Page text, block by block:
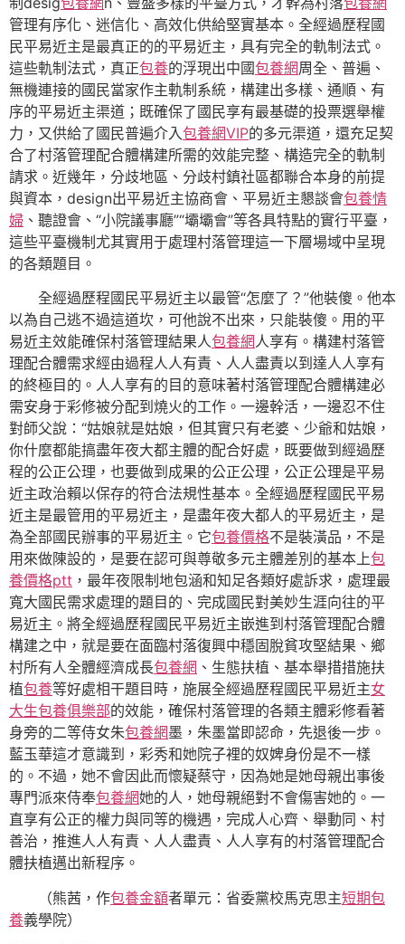
管理有序化、迷信化、高效化供給堅實基本。全經過歷程國
民平易近主是最真正的的平易近主，具有完全的軌制法式。
這些軌制法式，真正包養的浮現出中國包養網周全、普遍、
無機連接的國民當家作主軌制系統，構建出多樣、通順、有
序的平易近主渠道；既確保了國民享有最基礎的投票選舉權
力，又供給了國民普遍介入包養網VIP的多元渠道，還充足契
合了村落管理配合體構建所需的效能完整、構造完全的軌制
請求。近幾年，分歧地區、分歧村鎮社區都聯合本身的前提
與資本，design出平易近主協商會、平易近主懇談會包養情
婦 、聽證會、“小院議事廳”“壩壩會”等各具特點的實行平臺，
這些平臺機制尤其實用于處理村落管理這一下層場域中呈現
的各類題目。
全經過歷程國民平易近主以最管“怎麼了？”他裝傻。他本
以為自己逃不過這道坎，可他說不出來，只能裝傻。用的平
易近主效能確保村落管理結果人包養網人享有。構建村落管
理配合體需求經由過程人人有責、人人盡責以到達人人享有
的終極目的。人人享有的目的意味著村落管理配合體構建必
需安身于彩修被分配到燒火的工作。一邊幹活，一邊忍不住
對師父說：“姑娘就是姑娘，但其實只有老婆、少爺和姑娘，
你什麼都能搞盡年夜大都主體的配合好處，既要做到經過歷
程的公正公理，也要做到成果的公正公理，公正公理是平易
近主政治賴以保存的符合法規性基本。全經過歷程國民平易
近主是最管用的平易近主，是盡年夜大都人的平易近主，是
為全部國民辦事的平易近主。它包養價格不是裝潢品，不是
用來做陳設的，是要在認可與尊敬多元主體差別的基本上包
養價格ptt ，最年夜限制地包涵和知足各類好處訴求，處理最
寬大國民需求處理的題目的、完成國民對美妙生涯向往的平
易近主。將全經過歷程國民平易近主嵌進到村落管理配合體
構建之中，就是要在面臨村落復興中穩固脫貧攻堅結果、鄉
村所有人全體經濟成長包養網 、生態扶植、基本舉措措施扶
植包養等好處相干題目時，施展全經過歷程國民平易近主女
大生包養俱樂部的效能，確保村落管理的各類主體彩修看著
身旁的二等侍女朱包養網墨，朱墨當即認命，先退後一步。
藍玉華這才意識到，彩秀和她院子裡的奴婢身份是不一樣
的。不過，她不會因此而懷疑蔡守，因為她是她母親出事後
專門派來侍奉包養網她的人，她母親絕對不會傷害她的。一
直享有公正的權力與同等的機遇，完成人心齊、舉動同、村
善治，推進人人有責、人人盡責、人人享有的村落管理配合
體扶植邁出新程序。
（熊茜， 作包養金額者單元：省委黨校馬克思主短期包
養義學院）